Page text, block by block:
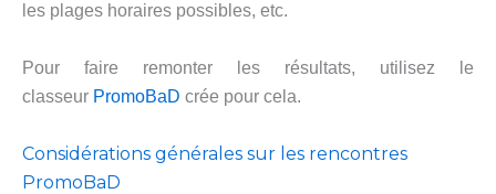
les plages horaires possibles, etc.
Pour faire remonter les résultats, utilisez le
classeur PromoBaD crée pour cela.
Considérations générales sur les rencontres
PromoBaD